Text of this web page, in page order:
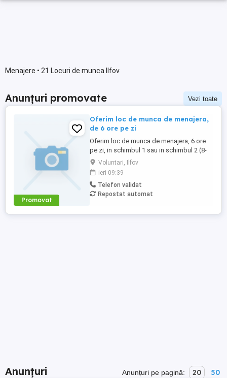
Menajere • 21 Locuri de munca Ilfov
Anunțuri promovate Vezi toate
Promovat
Oferim loc de munca de menajera,
de 6 ore pe zi
Oferim loc de munca de menajera, 6 ore
pe zi, in schimbul 1 sau in schimbul 2 (8-
14 sau 14-20). Salariu 6.000 Ron, in
primele doua luni plata la zi.
Voluntari, Ilfov
ieri 09:39
Telefon validat
Repostat automat
Anunțuri Anunțuri pe pagină: 20 50